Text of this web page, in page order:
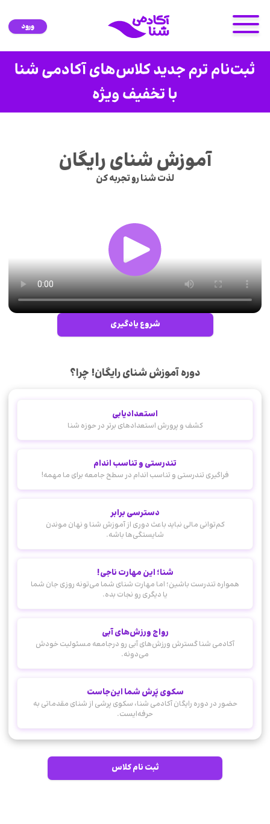
ورود
آموزش شنای رایگان
لذت شنا رو تجربه کن
شروع یادگیری
دوره آموزش شنای رایگان! چرا؟
استعدادیابی
کشف و پرورش استعدادهای برتر در حوزه شنا
تندرستی و تناسب اندام
فراگیری تندرستی و تناسب اندام در سطح جامعه برای ما مهمه!
دسترسی برابر
کم‌توانی مالی نباید باعث دوری از آموزش شنا و نهان موندن
شایستگی‌ها باشه.
شنا؛ این مهارت ناجی!
همواره تندرست باشین؛ اما مهارت شنای شما می‌تونه روزی جان شما
یا دیگری رو نجات بده.
رواج ورزش‌های آبی
آکادمی شنا گسترش ورزش‌های آبی رو درجامعه مسئولیت خودش
می‌دونه.
سکوی پَرش شما این‌جاست
حضور در دوره رایگان آکادمی شنا، سکوی پرشی از شنای مقدماتی به
حرفه‌ایست.
ثبت نام کلاس